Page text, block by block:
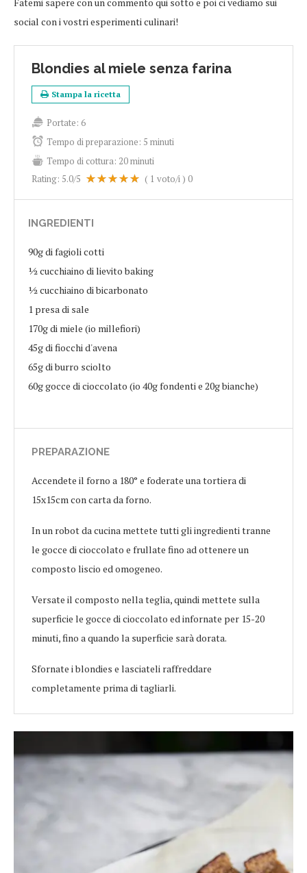
social con i vostri esperimenti culinari!
Blondies al miele senza farina
Stampa la ricetta
Portate: 6
Tempo di preparazione: 5 minuti
Tempo di cottura: 20 minuti
Rating: 5.0/5 ( 1 voto/i ) 0
INGREDIENTI
90g di fagioli cotti
½ cucchiaino di lievito baking
½ cucchiaino di bicarbonato
1 presa di sale
170g di miele (io millefiori)
45g di fiocchi d'avena
65g di burro sciolto
60g gocce di cioccolato (io 40g fondenti e 20g bianche)
PREPARAZIONE
Accendete il forno a 180° e foderate una tortiera di
15x15cm con carta da forno.
In un robot da cucina mettete tutti gli ingredienti tranne
le gocce di cioccolato e frullate fino ad ottenere un
composto liscio ed omogeneo.
Versate il composto nella teglia, quindi mettete sulla
superficie le gocce di cioccolato ed infornate per 15-20
minuti, fino a quando la superficie sarà dorata.
Sfornate i blondies e lasciateli raffreddare
completamente prima di tagliarli.